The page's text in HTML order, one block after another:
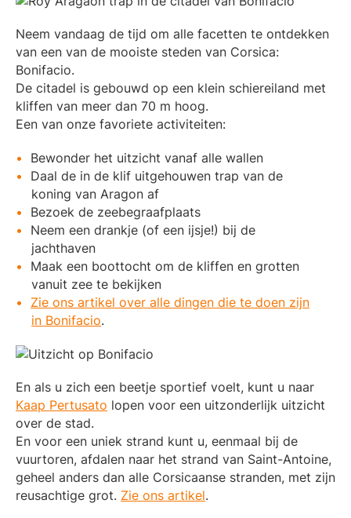
Neem vandaag de tijd om alle facetten te ontdekken
van een van de mooiste steden van Corsica:
Bonifacio.
De citadel is gebouwd op een klein schiereiland met
kliffen van meer dan 70 m hoog.
Een van onze favoriete activiteiten:
Bewonder het uitzicht vanaf alle wallen
Daal de in de klif uitgehouwen trap van de
koning van Aragon af
Bezoek de zeebegraafplaats
Neem een drankje (of een ijsje!) bij de
jachthaven
Maak een boottocht om de kliffen en grotten
vanuit zee te bekijken
Zie ons artikel over alle dingen die te doen zijn
in Bonifacio.
En als u zich een beetje sportief voelt, kunt u naar
Kaap Pertusato lopen voor een uitzonderlijk uitzicht
over de stad.
En voor een uniek strand kunt u, eenmaal bij de
vuurtoren, afdalen naar het strand van Saint-Antoine,
geheel anders dan alle Corsicaanse stranden, met zijn
reusachtige grot. Zie ons artikel.